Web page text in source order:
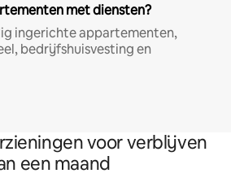
met diensten?
ingerichte appartementen,
bedrijfshuisvesting en
voor verblijven
een maand